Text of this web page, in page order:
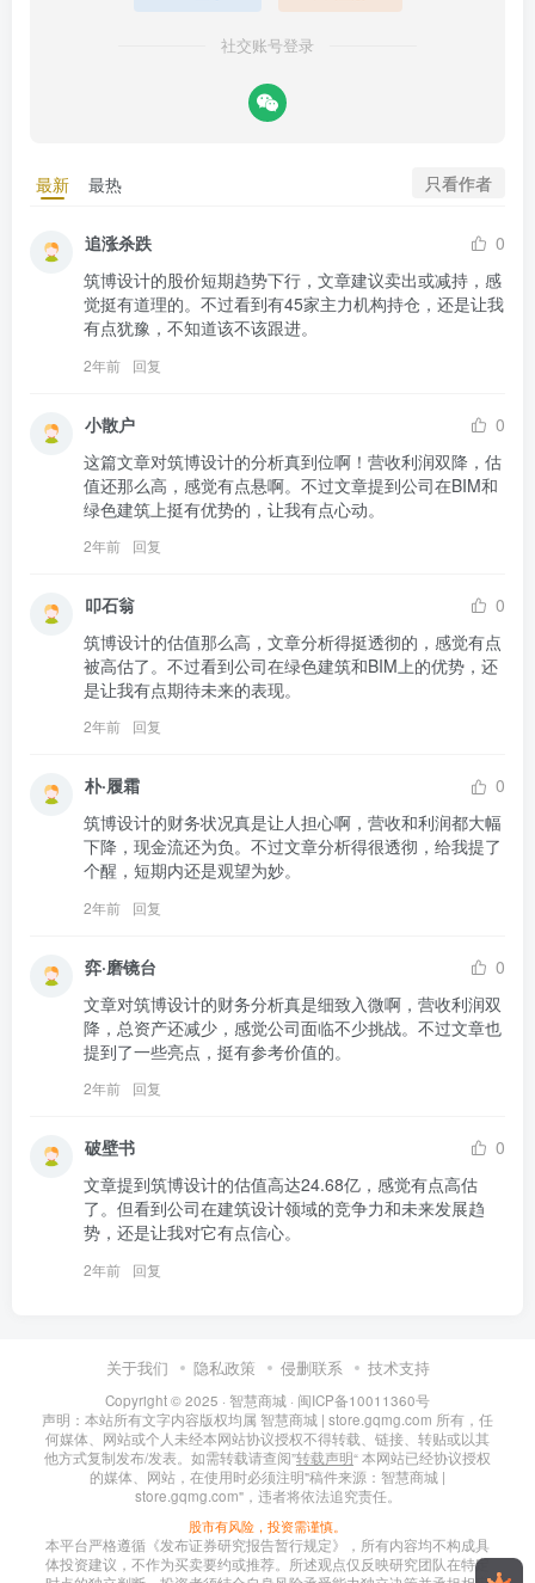
社交账号登录
最新 最热 只看作者
追涨杀跌
0
筑博设计的股价短期趋势下行，文章建议卖出或减持，感
觉挺有道理的。不过看到有45家主力机构持仓，还是让我
有点犹豫，不知道该不该跟进。
2年前 回复
小散户
0
这篇文章对筑博设计的分析真到位啊！营收利润双降，估
值还那么高，感觉有点悬啊。不过文章提到公司在BIM和
绿色建筑上挺有优势的，让我有点心动。
2年前 回复
叩石翁
0
筑博设计的估值那么高，文章分析得挺透彻的，感觉有点
被高估了。不过看到公司在绿色建筑和BIM上的优势，还
是让我有点期待未来的表现。
2年前 回复
朴·履霜
0
筑博设计的财务状况真是让人担心啊，营收和利润都大幅
下降，现金流还为负。不过文章分析得很透彻，给我提了
个醒，短期内还是观望为妙。
2年前 回复
弈·磨镜台
0
文章对筑博设计的财务分析真是细致入微啊，营收利润双
降，总资产还减少，感觉公司面临不少挑战。不过文章也
提到了一些亮点，挺有参考价值的。
2年前 回复
破壁书
0
文章提到筑博设计的估值高达24.68亿，感觉有点高估
了。但看到公司在建筑设计领域的竞争力和未来发展趋
势，还是让我对它有点信心。
2年前 回复
关于我们 隐私政策 侵删联系 技术支持
Copyright © 2025 · 智慧商城 · 闽ICP备10011360号
声明：本站所有文字内容版权均属 智慧商城 | store.gqmg.com 所有，任
何媒体、网站或个人未经本网站协议授权不得转载、链接、转贴或以其
他方式复制发布/发表。如需转载请查阅”转载声明“ 本网站已经协议授权
的媒体、网站，在使用时必须注明"稿件来源：智慧商城 |
store.gqmg.com"，违者将依法追究责任。
股市有风险，投资需谨慎。
本平台严格遵循《发布证券研究报告暂行规定》，所有内容均不构成具
体投资建议，不作为买卖要约或推荐。所述观点仅反映研究团队在特定